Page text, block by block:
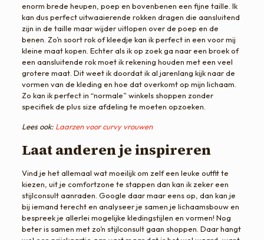
enorm brede heupen, poep en bovenbenen een fijne taille. Ik
kan dus perfect uitwaaierende rokken dragen die aansluitend
zijn in de taille maar wijder uitlopen over de poep en de
benen. Zo’n soort rok of kleedje kan ik perfect in een voor mij
kleine maat kopen. Echter als ik op zoek ga naar een broek of
een aansluitende rok moet ik rekening houden met een veel
grotere maat. Dit weet ik doordat ik al jarenlang kijk naar de
vormen van de kleding en hoe dat overkomt op mijn lichaam.
Zo kan ik perfect in “normale” winkels shoppen zonder
specifiek de plus size afdeling te moeten opzoeken.
Lees ook: Laarzen voor curvy vrouwen
Laat anderen je inspireren
Vind je het allemaal wat moeilijk om zelf een leuke outfit te
kiezen, uit je comfortzone te stappen dan kan ik zeker een
stijlconsult aanraden. Google daar maar eens op, dan kan je
bij iemand terecht en analyseer je samen je lichaamsbouw en
bespreek je allerlei mogelijke kledingstijlen en vormen! Nog
beter is samen met zo’n stijlconsult gaan shoppen. Daar hangt